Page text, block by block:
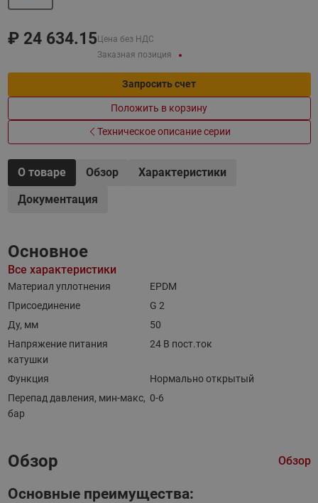
₽ 24 634.15 Цена без НДС
Заказная позиция
Запросить счет
Положить в корзину
Техническое описание серии
О товаре Обзор
Характеристики
Документация
Основное
Все характеристики
Материал уплотнения
EPDM
Присоединение
G 2
Ду, мм
50
Напряжение питания
катушки
24 В пост.ток
Функция
Нормально открытый
Перепад давления, мин-макс,
бар
0-6
Обзор Обзор
Основные преимущества: